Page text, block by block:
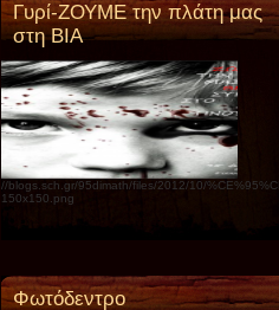
Γυρί-ΖΟΥΜΕ την πλάτη μας
στη ΒΙΑ
//blogs.sch.gr/95dimath/files/2012/10/
150x150.png
Φωτόδεντρο